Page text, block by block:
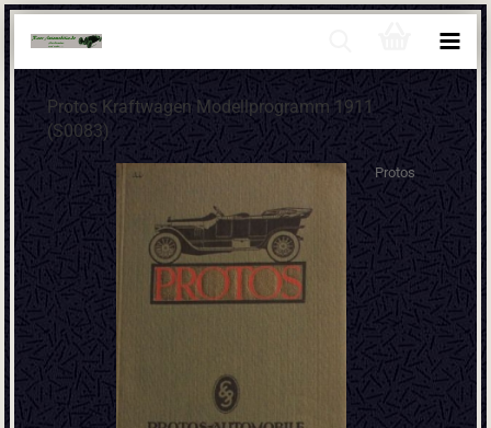
Protos Kraftwagen Modellprogramm 1911
(S0083)
Protos